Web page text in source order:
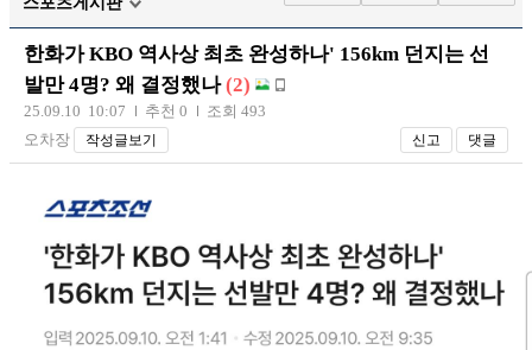
한화가 KBO 역사상 최초 완성하나' 156km 던지는 선
발만 4명? 왜 결정했나 (2)
25.09.10 10:07 추천 0
조회 493
오차장
작성글보기 신고 댓글